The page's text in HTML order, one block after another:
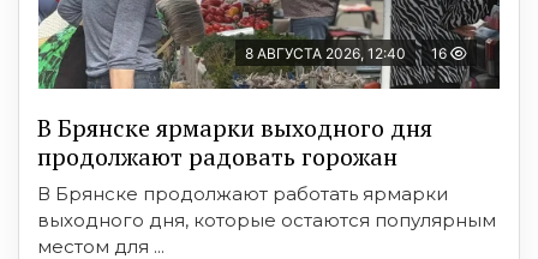
8 АВГУСТА 2026, 12:40 16
В Брянске ярмарки выходного дня
продолжают радовать горожан
В Брянске продолжают работать ярмарки
выходного дня, которые остаются популярным
местом для ...